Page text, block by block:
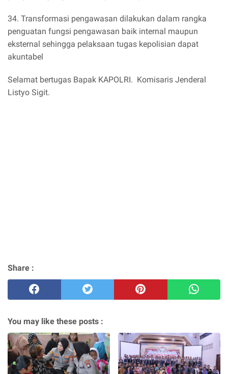
34. Transformasi pengawasan dilakukan dalam rangka
penguatan fungsi pengawasan baik internal maupun
eksternal sehingga pelaksaan tugas kepolisian dapat
akuntabel
Selamat bertugas Bapak KAPOLRI. Komisaris Jenderal
Listyo Sigit.
Share :
You may like these posts :